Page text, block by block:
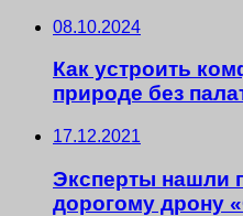
08.10.2024
Как устроить
природе без
17.12.2021
Эксперты нашли
дорогому дрону